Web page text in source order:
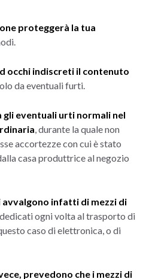
proteggerà la tua
occhi indiscreti il contenuto
da eventuali furti.
gli eventuali urti normali nel
, durante la quale non
accortezze con cui è stato
casa produttrice al negozio
infatti di mezzi di
dedicati ogni volta al trasporto di
caso di elettronica, o di
prevedono che i mezzi di